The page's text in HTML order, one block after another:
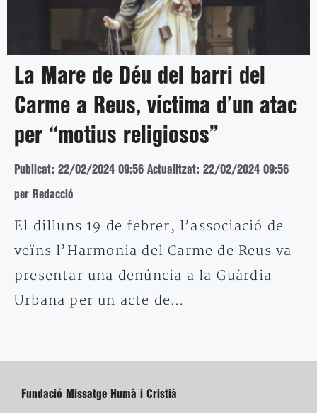
La Mare de Déu del barri del
Carme a Reus, víctima d’un atac
per “motius religiosos”
Publicat: 22/02/2024 09:56 Actualitzat: 22/02/2024 09:56
per Redacció
El dilluns 19 de febrer, l’associació de
veïns l’Harmonia del Carme de Reus va
presentar una denúncia a la Guàrdia
Urbana per un acte de…
Fundació Missatge Humà i Cristià